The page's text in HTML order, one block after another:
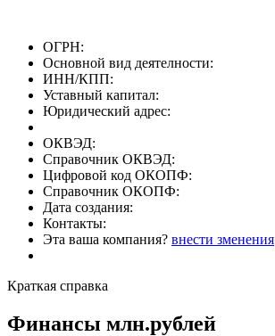
ОГРН:
Основной вид деятелности:
ИНН/КПП:
Уставный капитал:
Юридический адрес:
ОКВЭД:
Справочник ОКВЭД:
Цифровой код ОКОПФ:
Справочник ОКОПФ:
Дата создания:
Контакты:
Эта ваша компания? внести зменения
Краткая справка
Финансы млн.рублей